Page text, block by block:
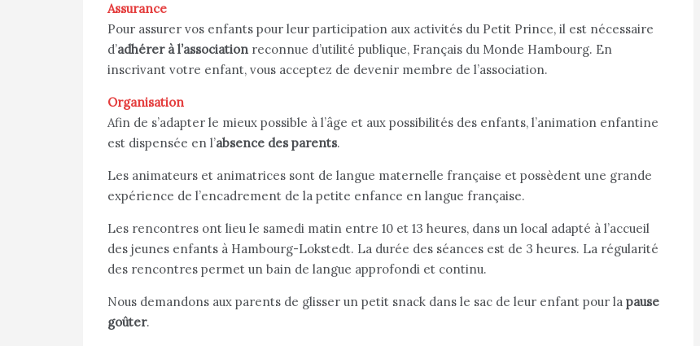
Assurance
Pour assurer vos enfants pour leur participation aux activités du Petit Prince, il est nécessaire
d’adhérer à l’association reconnue d’utilité publique, Français du Monde Hambourg. En
inscrivant votre enfant, vous acceptez de devenir membre de l’association.
Organisation
Afin de s’adapter le mieux possible à l’âge et aux possibilités des enfants, l’animation enfantine
est dispensée en l’absence des parents.
Les animateurs et animatrices sont de langue maternelle française et possèdent une grande
expérience de l’encadrement de la petite enfance en langue française.
Les rencontres ont lieu le samedi matin entre 10 et 13 heures, dans un local adapté à l’accueil
des jeunes enfants à Hambourg-Lokstedt. La durée des séances est de 3 heures. La régularité
des rencontres permet un bain de langue approfondi et continu.
Nous demandons aux parents de glisser un petit snack dans le sac de leur enfant pour la pause
goûter.